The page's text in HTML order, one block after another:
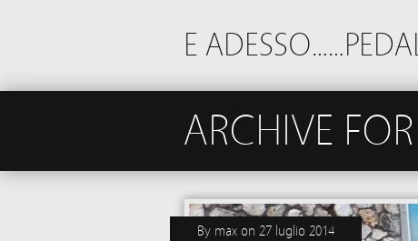
E
ARCHIVE
By max on 27 luglio 2014